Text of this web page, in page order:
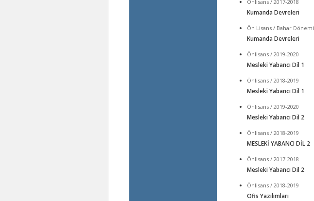
Önlisans / 2017-2018
Kumanda Devreleri
Ön Lisans / Bahar
Kumanda Devreleri
Önlisans / 2019-2020
Mesleki Yabancı Dil 1
Önlisans / 2018-2019
Mesleki Yabancı Dil 1
Önlisans / 2019-2020
Mesleki Yabancı Dil 2
Önlisans / 2018-2019
MESLEKİ YABANCI DİL 2
Önlisans / 2017-2018
Mesleki Yabancı Dil 2
Önlisans / 2018-2019
Ofis Yazılımları